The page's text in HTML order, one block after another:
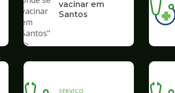
vacinar
em
Santos"
/>
vacinar em
Santos
SERVICO